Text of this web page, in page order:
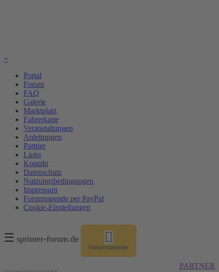
×
Portal
Forum
FAQ
Galerie
Marktplatz
Fahrerkarte
Veranstaltungen
Anleitungen
Partner
Links
Kontakt
Datenschutz
Nutzungsbedingungen
Impressum
Forumsspende per PayPal
Cookie-Einstellungen
☰ sprinter-forum.de
Forumsspende
PARTNER